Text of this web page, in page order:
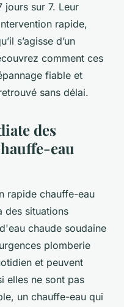
jours sur 7. Leur
rapide,
s’agisse d’un
comment ces
fiable et
sans délai.
des
eau
rapide chauffe-eau
des situations
chaude soudaine
plomberie
et peuvent
elles ne sont pas
un chauffe-eau qui